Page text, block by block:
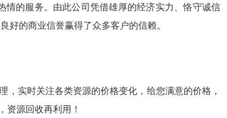
的服务。由此公司凭借雄厚的经济实力、恪守诚信
的商业信誉赢得了众多客户的信赖。
实时关注各类资源的价格变化，给您满意的价格，
源回收再利用！